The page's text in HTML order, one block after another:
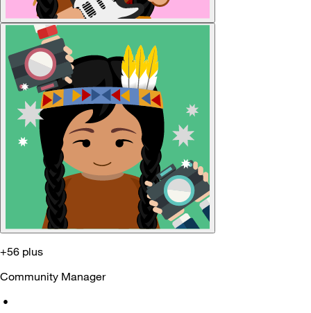
+56 plus
Community Manager
•